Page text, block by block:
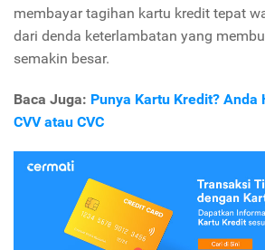
membayar tagihan kartu kredit tepat
dari denda keterlambatan yang
semakin besar.
Baca Juga: Punya Kartu Kredit? Anda
CVV atau CVC